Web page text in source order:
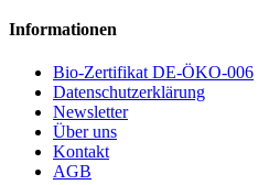
Informationen
Bio-Zertifikat DE-ÖKO-006
Datenschutzerklärung
Newsletter
Über uns
Kontakt
AGB